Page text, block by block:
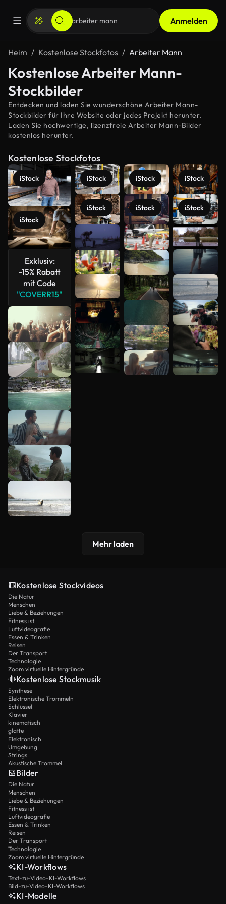
Anmelden
Heim Kostenlose Stockfotos Arbeiter Mann
Kostenlose Arbeiter Mann-
Stockbilder
Entdecken und laden Sie wunderschöne Arbeiter Mann-
Stockbilder für Ihre Website oder jedes Projekt herunter.
Laden Sie hochwertige, lizenzfreie Arbeiter Mann-Bilder
kostenlos herunter.
Kostenlose Stockfotos
iStock
iStock
Exklusiv:
-15% Rabatt
mit Code
"COVERR15"
iStock
iStock
iStock
iStock
iStock
iStock
Mehr
anzeigen
Mehr laden
Kostenlose Stockvideos
Die Natur
Menschen
Liebe & Beziehungen
Fitness ist
Luftvideografie
Essen & Trinken
Reisen
Der Transport
Technologie
Zoom virtuelle Hintergründe
Kostenlose Stockmusik
Synthese
Elektronische Trommeln
Schlüssel
Klavier
kinematisch
glatte
Elektronisch
Umgebung
Strings
Akustische Trommel
Bilder
Die Natur
Menschen
Liebe & Beziehungen
Fitness ist
Luftvideografie
Essen & Trinken
Reisen
Der Transport
Technologie
Zoom virtuelle Hintergründe
KI-Workflows
Text-zu-Video-KI-Workflows
Bild-zu-Video-KI-Workflows
KI-Modelle